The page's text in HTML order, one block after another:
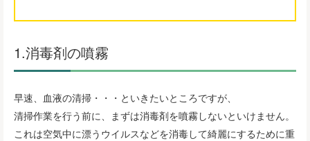
1.消毒剤の噴霧
早速、血液の清掃・・・といきたいところですが、
清掃作業を行う前に、まずは消毒剤を噴霧しないといけません。
これは空気中に漂うウイルスなどを消毒して綺麗にするために重